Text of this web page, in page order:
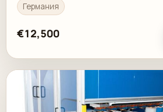
Германия
€12,500